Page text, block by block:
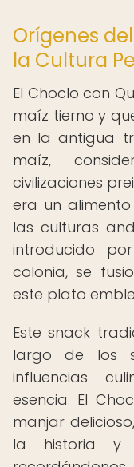
Orígenes
la Cultura
El Choclo con
maíz tierno y
en la antigua
maíz,
civilizaciones
era un
las culturas
introducido
colonia, se
este plato
Este snack
largo de los
influencias
esencia. El
manjar
la historia y